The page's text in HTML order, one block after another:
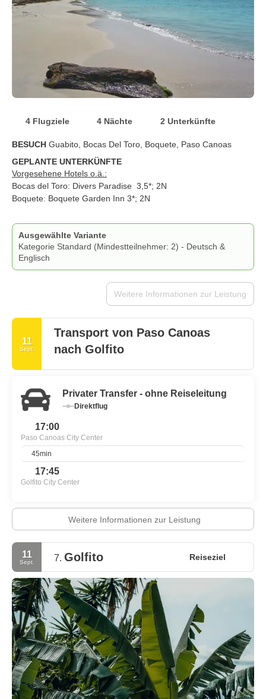
4 Flugziele 4 Nächte 2 Unterkünfte
BESUCH Guabito, Bocas Del Toro, Boquete, Paso Canoas
GEPLANTE UNTERKÜNFTE
Vorgesehene Hotels o.ä.:
Bocas del Toro: Divers Paradise 3,5*; 2N
Boquete: Boquete Garden Inn 3*; 2N
Ausgewählte Variante
Kategorie Standard (Mindestteilnehmer: 2) - Deutsch &
Englisch
Weitere Informationen zur Leistung
11
Sept.
Transport von Paso Canoas
nach Golfito
Privater Transfer - ohne Reiseleitung
Direktflug
17:00
Paso Canoas City Center
45min
17:45
Golfito City Center
Weitere Informationen zur Leistung
11
Sept. 7. Golfito Reiseziel